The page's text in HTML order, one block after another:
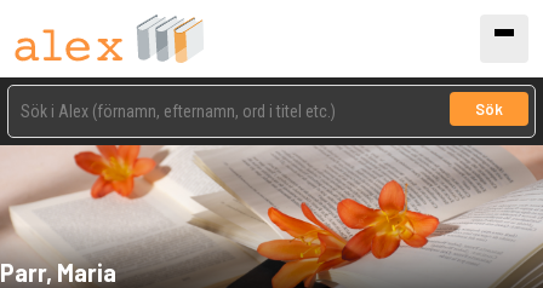
Sök
Parr, Maria